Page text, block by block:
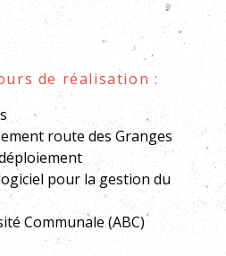
de réalisation :
route des Granges
pour la gestion du
Communale (ABC)